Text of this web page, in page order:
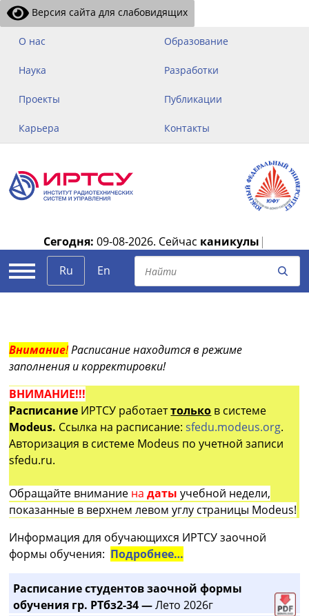
Версия сайта для слабовидящих
О нас Образование
Наука Разработки
Проекты Публикации
Карьера Контакты
Сегодня: 09-08-2026. Сейчас каникулы |
Ru
En
Внимание!Расписание находится в режиме
заполнения и корректировки!
ВНИМАНИЕ!!!
Расписание ИРТСУ работаеттолько в системе
Modeus. Ссылка на расписание:sfedu.modeus.org.
Авторизация в системе Modeus по учетной записи
sfedu.ru.
Обращайте внимание на датыучебной недели,
показанные в верхнем левом углу страницы Modeus!
Информация для обучающихся ИРТСУ заочной
формы обучения: Подробнее…
Расписание студентов заочной формы
обучения гр. РТбз2-34 —Лето 2026г